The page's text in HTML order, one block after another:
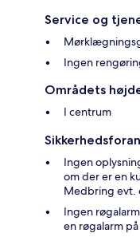
Service og
Ingen
Områdets
I centrum
Ingen
om der er en
Medbring evt.
Ingen
en røgalarm